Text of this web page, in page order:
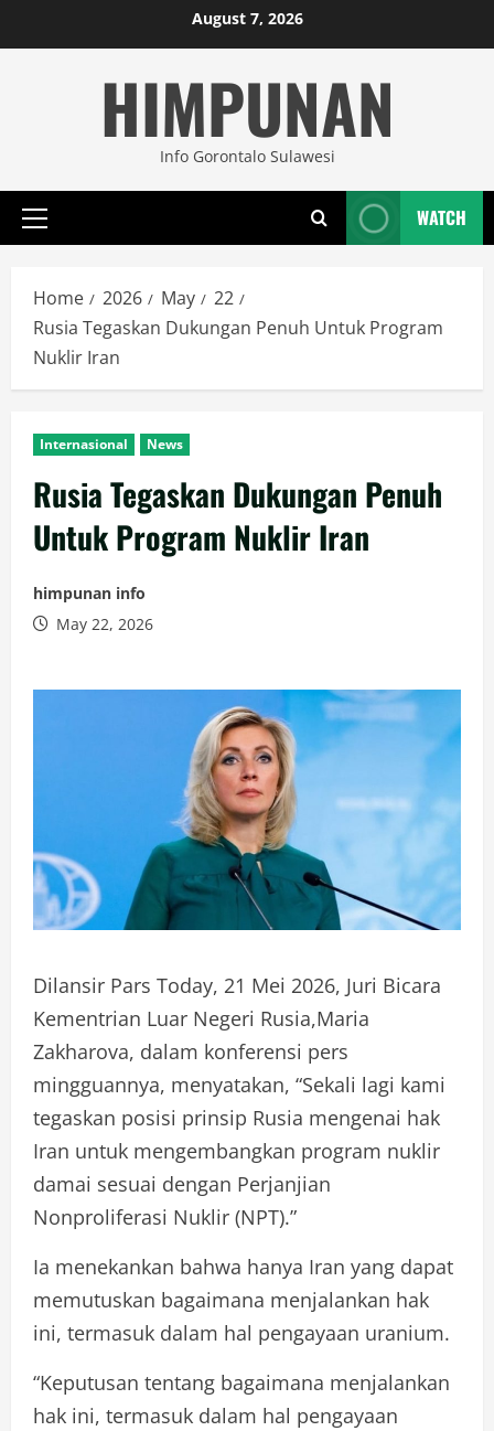
to
August 7, 2026
HIMPUNAN
Info Gorontalo Sulawesi
Primary
WATCH
Home 2026 May
22
Rusia Tegaskan Dukungan Penuh Untuk Program
Nuklir Iran
Internasional News
Rusia Tegaskan Dukungan Penuh
Untuk Program Nuklir Iran
himpunan info
May 22, 2026
Dilansir Pars Today, 21 Mei 2026, Juri Bicara
Kementrian Luar Negeri Rusia,Maria
Zakharova, dalam konferensi pers
mingguannya, menyatakan, “Sekali lagi kami
tegaskan posisi prinsip Rusia mengenai hak
Iran untuk mengembangkan program nuklir
damai sesuai dengan Perjanjian
Nonproliferasi Nuklir (NPT).”
Ia menekankan bahwa hanya Iran yang dapat
memutuskan bagaimana menjalankan hak
ini, termasuk dalam hal pengayaan uranium.
“Keputusan tentang bagaimana menjalankan
hak ini, termasuk dalam hal pengayaan